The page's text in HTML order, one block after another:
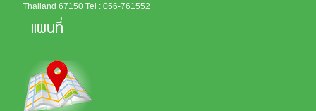
Thailand 67150 Tel : 056-761552
แผนที่